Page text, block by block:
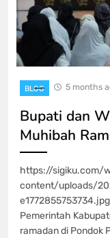
BLOG 5 months
Bupati dan
Muhibah
https://sigiku.com/
content/uploads/
Pemerintah
ramadan di Pondok